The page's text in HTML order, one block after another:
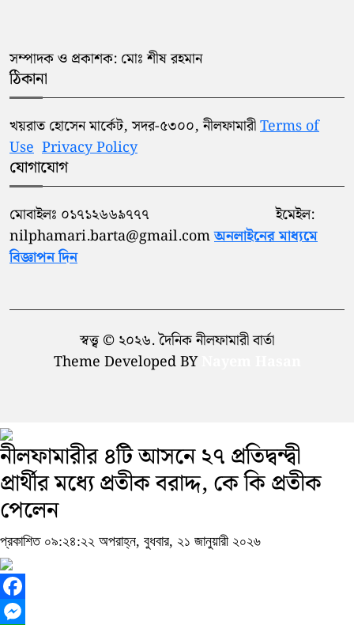
সম্পাদক ও প্রকাশক: মোঃ শীষ রহমান
ঠিকানা
খয়রাত হোসেন মার্কেট, সদর-৫৩০০, নীলফামারীTerms of
Use Privacy Policy
যোগাযোগ
মোবাইলঃ ০১৭১২৬৬৯৭৭৭ ইমেইল:
nilphamari.barta@gmail.comঅনলাইনের মাধ্যমে
বিজ্ঞাপন দিন
স্বত্ত্ব © ২০২৬. দৈনিক নীলফামারী বার্তা
Theme Developed BY
নীলফামারীর ৪টি আসনে ২৭ প্রতিদ্বন্দ্বী
প্রার্থীর মধ্যে প্রতীক বরাদ্দ, কে কি প্রতীক
পেলেন
প্রকাশিত ০৯:২৪:২২ অপরাহ্ন, বুধবার, ২১ জানুয়ারী ২০২৬
Facebook